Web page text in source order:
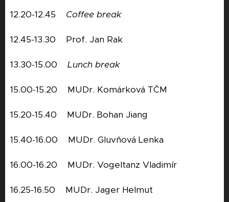
12.20-12.45 Coffee break
12.45-13.30 Prof. Jan Rak
13.30-15.00 Lunch break
15.00-15.20 MUDr. Komárková TČM
15.20-15.40 MUDr. Bohan Jiang
15.40-16.00 MUDr. Gluvňová Lenka
16.00-16.20 MUDr. Vogeltanz Vladimír
16.25-16.50 MUDr. Jager Helmut